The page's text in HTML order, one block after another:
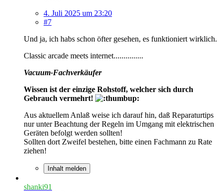
4. Juli 2025 um 23:20
#7
Und ja, ich habs schon öfter gesehen, es funktioniert wirklich.
Classic arcade meets internet...............
Vacuum-Fachverkäufer
Wissen ist der einzige Rohstoff, welcher sich durch
Gebrauch vermehrt!
Aus aktuellem Anlaß weise ich darauf hin, daß Reparaturtips
nur unter Beachtung der Regeln im Umgang mit elektrischen
Geräten befolgt werden sollten!
Sollten dort Zweifel bestehen, bitte einen Fachmann zu Rate
ziehen!
Inhalt melden
shanki91